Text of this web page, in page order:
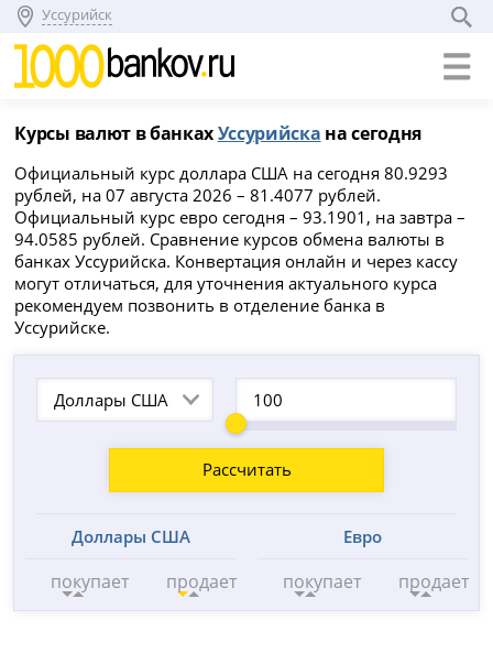
Уссурийск
Курсы валют в банкахУссурийска на сегодня
Официальный курс доллара США на сегодня 80.9293
рублей, на 07 августа 2026 – 81.4077 рублей.
Официальный курс евро сегодня – 93.1901, на завтра –
94.0585 рублей. Сравнение курсов обмена валюты в
банках Уссурийска. Конвертация онлайн и через кассу
могут отличаться, для уточнения актуального курса
рекомендуем позвонить в отделение банка в
Уссурийске.
Доллары США
Рассчитать
Доллары США
покупает продает
Евро
покупает продает